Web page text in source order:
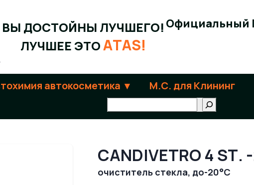
ВЫ ДОСТОЙНЫ ЛУЧШЕГО!
ЛУЧШЕЕ ЭТОATAS!
Официальный
автокосметика М.С. для Клининг
CANDIVETRO 4 ST.
очиститель стекла, до-20°C